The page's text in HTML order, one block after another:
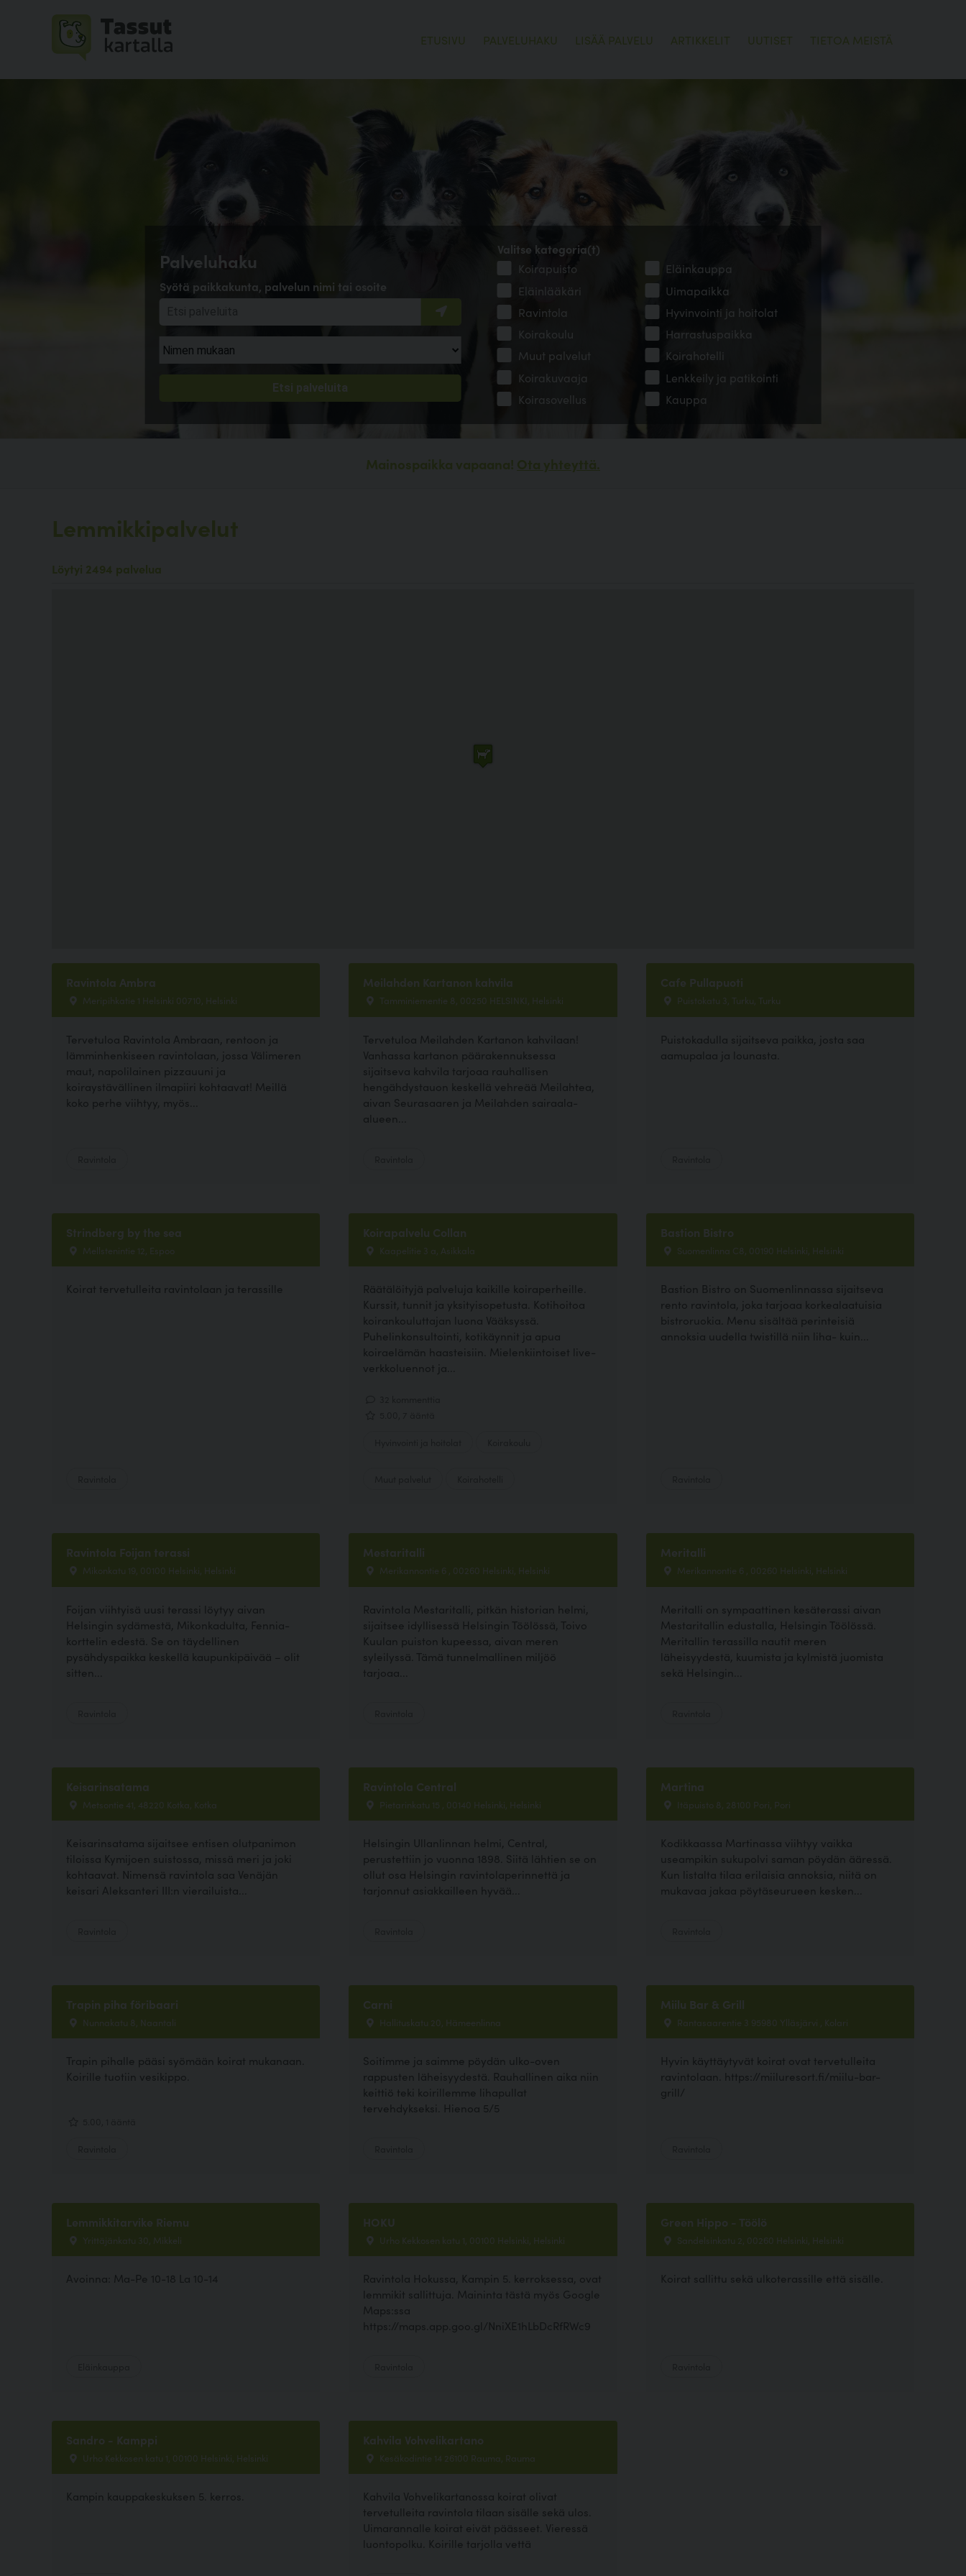
ETUSIVU PALVELUHAKU LISÄÄ PALVELU ARTIKKELIT UUTISET TIETOA MEISTÄ
Palveluhaku
Syötä paikkakunta, palvelun nimi tai osoite
Valitse kategoria(t)
Koirapuisto
Eläinkauppa
Eläinlääkäri
Uimapaikka
Ravintola
Hyvinvointi ja hoitolat
Koirakoulu
Harrastuspaikka
Muut palvelut
Koirahotelli
Koirakuvaaja
Lenkkeily ja patikointi
Koirasovellus
Kauppa
Mainospaikka vapaana! Ota yhteyttä.
Lemmikkipalvelut
Löytyi 2494 palvelua
Ravintola Ambra
Meripihkatie 1 Helsinki 00710, Helsinki
Tervetuloa Ravintola Ambraan, rentoon ja
lämminhenkiseen ravintolaan, jossa Välimeren
maut, napolilainen pizzauuni ja
koiraystävällinen ilmapiiri kohtaavat! Meillä
koko perhe viihtyy, myös...
Meilahden Kartanon kahvila
Tamminiementie 8, 00250 HELSINKI, Helsinki
Tervetuloa Meilahden Kartanon kahvilaan!
Vanhassa kartanon päärakennuksessa
sijaitseva kahvila tarjoaa rauhallisen
hengähdystauon keskellä vehreää Meilahtea,
aivan Seurasaaren ja Meilahden sairaala-
alueen...
Cafe Pullapuoti
Puistokatu 3, Turku, Turku
Puistokadulla sijaitseva paikka, josta saa
aamupalaa ja lounasta.
Strindberg by the sea
Mellstenintie 12, Espoo
Koirat tervetulleita ravintolaan ja terassille
Koirapalvelu Collan
Kaapelitie 3 a, Asikkala
Räätälöityjä palveluja kaikille koiraperheille.
Kurssit, tunnit ja yksityisopetusta. Kotihoitoa
koirankouluttajan luona Vääksyssä.
Puhelinkonsultointi, kotikäynnit ja apua
koiraelämän haasteisiin. Mielenkiintoiset live-
verkkoluennot ja...
Bastion Bistro
Suomenlinna C8, 00190 Helsinki, Helsinki
Bastion Bistro on Suomenlinnassa sijaitseva
rento ravintola, joka tarjoaa korkealaatuisia
bistroruokia. Menu sisältää perinteisiä
annoksia uudella twistillä niin liha- kuin...
Ravintola Foijan terassi
Mikonkatu 19, 00100 Helsinki, Helsinki
Foijan viihtyisä uusi terassi löytyy aivan
Helsingin sydämestä, Mikonkadulta, Fennia-
korttelin edestä. Se on täydellinen
pysähdyspaikka keskellä kaupunkipäivää – olit
sitten...
Mestaritalli
Merikannontie 6 , 00260 Helsinki, Helsinki
Ravintola Mestaritalli, pitkän historian helmi,
sijaitsee idyllisessä Helsingin Töölössä, Toivo
Kuulan puiston kupeessa, aivan meren
syleilyssä. Tämä tunnelmallinen miljöö
tarjoaa...
Meritalli
Merikannontie 6 , 00260 Helsinki, Helsinki
Meritalli on sympaattinen kesäterassi aivan
Mestaritallin edustalla, Helsingin Töölössä.
Meritallin terassilla nautit meren
läheisyydestä, kuumista ja kylmistä juomista
sekä Helsingin...
Keisarinsatama
Metsontie 41, 48220 Kotka, Kotka
Keisarinsatama sijaitsee entisen olutpanimon
tiloissa Kymijoen suistossa, missä meri ja joki
kohtaavat. Nimensä ravintola saa Venäjän
keisari Aleksanteri III:n vierailuista...
Ravintola Central
Pietarinkatu 15 , 00140 Helsinki, Helsinki
Helsingin Ullanlinnan helmi, Central,
perustettiin jo vuonna 1898. Siitä lähtien se on
ollut osa Helsingin ravintolaperinnettä ja
tarjonnut asiakkailleen hyvää...
Martina
Itäpuisto 8, 28100 Pori, Pori
Kodikkaassa Martinassa viihtyy vaikka
useampikin sukupolvi saman pöydän ääressä.
Kun listalta tilaa erilaisia annoksia, niitä on
mukavaa jakaa pöytäseurueen kesken...
Trapin piha föribaari
Nunnakatu 8, Naantali
Trapin pihalle pääsi syömään koirat mukanaan.
Koirille tuotiin vesikippo.
Carni
Hallituskatu 20, Hämeenlinna
Soitimme ja saimme pöydän ulko-oven
rappusten läheisyydestä. Rauhallinen aika niin
keittiö teki koirillemme lihapullat
tervehdykseksi. Hienoa 5/5
Miilu Bar & Grill
Rantasaarentie 3 95980 Ylläsjärvi , Kolari
Hyvin käyttäytyvät koirat ovat tervetulleita
ravintolaan. https://miiluresort.fi/miilu-bar-
grill/
Lemmikkitarvike Riemu
Yrittäjänkatu 30, Mikkeli
Avoinna: Ma-Pe 10-18 La 10-14
HOKU
Urho Kekkosen katu 1, 00100 Helsinki, Helsinki
Ravintola Hokussa, Kampin 5. kerroksessa, ovat
lemmikit sallittuja. Maininta tästä myös Google
Maps:ssa
https://maps.app.goo.gl/NniXE1hLbDcRfRWc9
Green Hippo - Töölö
Sandelsinkatu 2, 00260 Helsinki, Helsinki
Koirat sallittu sekä ulkoterassille että sisälle.
Sandro - Kamppi
Urho Kekkosen katu 1, 00100 Helsinki, Helsinki
Kampin kauppakeskuksen 5. kerros.
Kahvila Vohvelikartano
Kesäkodintie 14 26100 Rauma, Rauma
Kahvila Vohvelikartanossa koirat olivat
tervetulleita ravintola tilaan sisälle sekä ulos.
Uimarannalle koirat eivät päässeet. Vieressä
luontopolku. Koirille tarjolla vettä